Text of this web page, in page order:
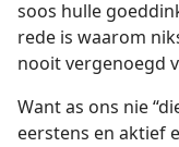
soos hulle
rede is waarom
nooit vergenoegd
Want as ons nie
eerstens en aktief